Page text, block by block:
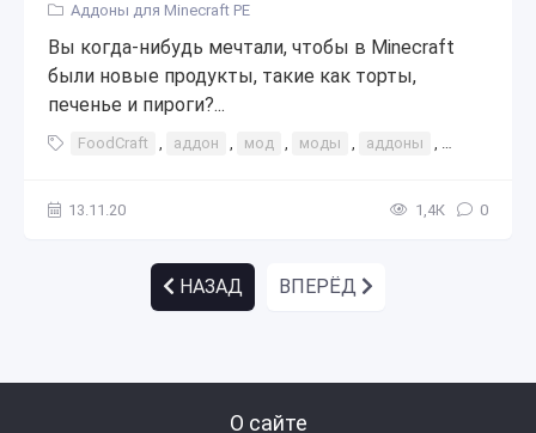
Аддоны для Minecraft PE
Вы когда-нибудь мечтали, чтобы в Minecraft
были новые продукты, такие как торты,
печенье и пироги?...
FoodCraft , аддон , мод , моды , аддоны , интересное
13.11.20 1,4К 0
НАЗАД ВПЕРЁД
О сайте